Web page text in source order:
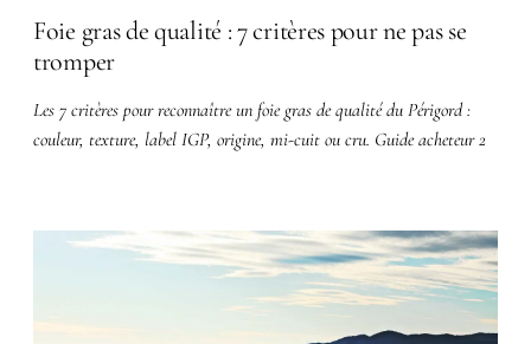
Foie gras de qualité : 7 critères pour ne pas se
tromper
Les 7 critères pour reconnaître un foie gras de qualité du Périgord :
couleur, texture, label IGP, origine, mi-cuit ou cru. Guide acheteur 2